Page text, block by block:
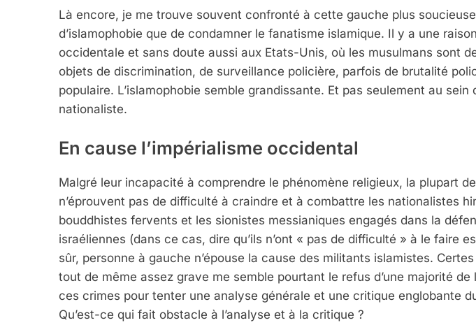
Là encore, je me trouve souvent confronté à cette gauche plus
d’islamophobie que de condamner le fanatisme islamique. Il y a une
occidentale et sans doute aussi aux Etats-Unis, où les musulmans sont
objets de discrimination, de surveillance policière, parfois de brutalité
populaire. L’islamophobie semble grandissante. Et pas seulement au
nationaliste.
En cause l’impérialisme occidental
Malgré leur incapacité à comprendre le phénomène religieux, la plupart
n’éprouvent pas de difficulté à craindre et à combattre les nationalistes
bouddhistes fervents et les sionistes messianiques engagés dans la
israéliennes (dans ce cas, dire qu’ils n’ont « pas de difficulté » à le faire
sûr, personne à gauche n’épouse la cause des militants islamistes.
tout de même assez grave me semble pourtant le refus d’une majorité
ces crimes pour tenter une analyse générale et une critique englobante
Qu’est-ce qui fait obstacle à l’analyse et à la critique ?